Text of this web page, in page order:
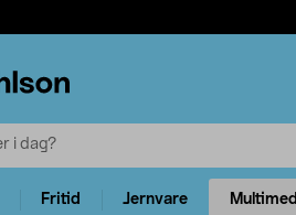
Fritid Jernvare